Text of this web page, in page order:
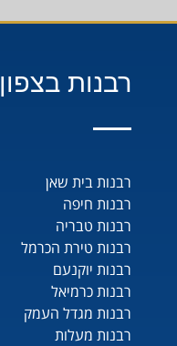
רבנות בצפון
רבנות בית שאן
רבנות חיפה
רבנות טבריה
רבנות טירת הכרמל
רבנות יוקנעם
רבנות כרמיאל
רבנות מגדל העמק
רבנות מעלות